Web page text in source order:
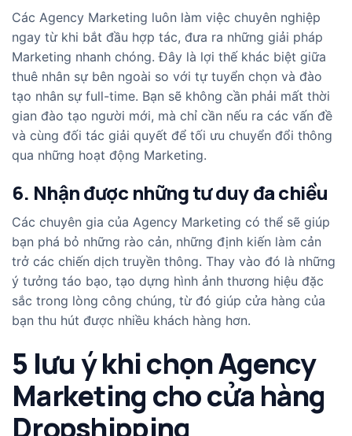
Các Agency Marketing luôn làm việc chuyên nghiệp
ngay từ khi bắt đầu hợp tác, đưa ra những giải pháp
Marketing nhanh chóng. Đây là lợi thế khác biệt giữa
thuê nhân sự bên ngoài so với tự tuyển chọn và đào
tạo nhân sự full-time. Bạn sẽ không cần phải mất thời
gian đào tạo người mới, mà chỉ cần nếu ra các vấn đề
và cùng đối tác giải quyết để tối ưu chuyển đổi thông
qua những hoạt động Marketing.
6. Nhận được những tư duy đa chiều
Các chuyên gia của Agency Marketing có thể sẽ giúp
bạn phá bỏ những rào cản, những định kiến làm cản
trở các chiến dịch truyền thông. Thay vào đó là những
ý tưởng táo bạo, tạo dựng hình ảnh thương hiệu đặc
sắc trong lòng công chúng, từ đó giúp cửa hàng của
bạn thu hút được nhiều khách hàng hơn.
5 lưu ý khi chọn Agency
Marketing cho cửa hàng
Dropshipping